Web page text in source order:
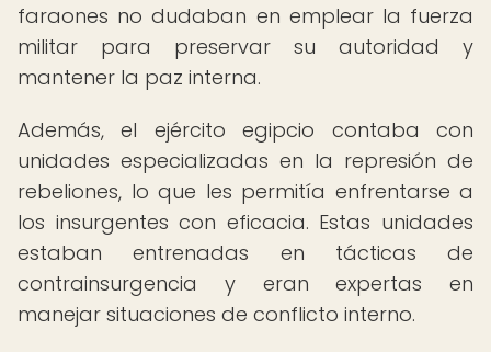
faraones no dudaban en emplear la fuerza
militar para preservar su autoridad y
mantener la paz interna.
Además, el ejército egipcio contaba con
unidades especializadas en la represión de
rebeliones, lo que les permitía enfrentarse a
los insurgentes con eficacia. Estas unidades
estaban entrenadas en tácticas de
contrainsurgencia y eran expertas en
manejar situaciones de conflicto interno.